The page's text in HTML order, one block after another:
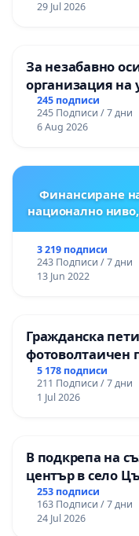
29 Jul 2026
За незабавно
организация на
гарантиране на
и качествено
ОУ „Княз
245 подписи
245 Подписи / 7 дни
6 Aug 2026
Финансиране
национално
3 219 подписи
243 Подписи / 7 дни
13 Jun 2022
Гражданска
фотоволтаичен
Радомир
5 178 подписи
211 Подписи / 7 дни
1 Jul 2026
В подкрепа на
център в село
253 подписи
163 Подписи / 7 дни
24 Jul 2026